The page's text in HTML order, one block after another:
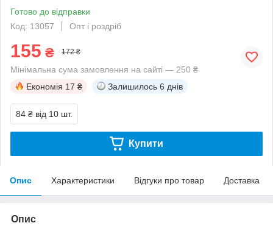
Готово до відправки
Код: 13057
Опт і роздріб
155 ₴ 172 ₴
Мінімальна сума замовлення на сайті — 250 ₴
Економія 17 ₴ Залишилось 6 днів
84 ₴ від 10 шт.
Купити
Опис Характеристики Відгуки про товар Доставка
Опис